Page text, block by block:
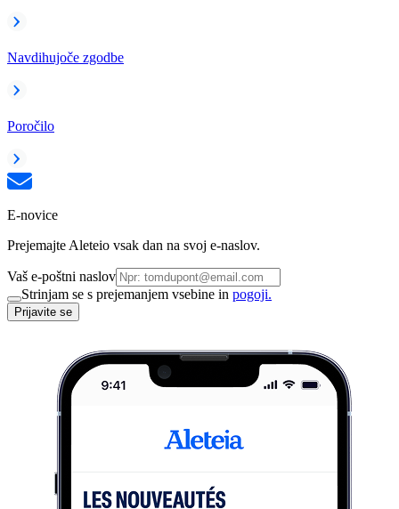
Navdihujoče zgodbe
Poročilo
E-novice
Prejemajte Aleteio vsak dan na svoj e-naslov.
Vaš e-poštni naslov
Strinjam se s prejemanjem vsebine in pogoji.
Prijavite se